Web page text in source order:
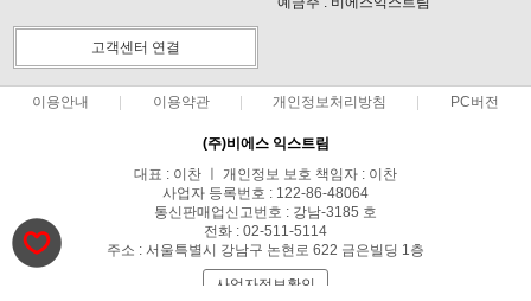
고객센터 연결
이용안내 이용약관 개인정보처리방침 PC버전
(주)비에스 익스트림
대표 : 이찬 ㅣ 개인정보 보호 책임자 : 이찬
사업자 등록번호 : 122-86-48064
통신판매업신고번호 : 강남-3185 호
전화 : 02-511-5114
주소 : 서울특별시 강남구 논현로 622 금은빌딩 1층
사업자정보확인